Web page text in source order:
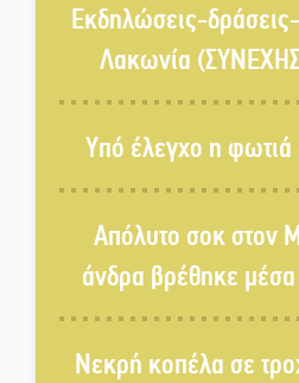
για τα 80
του
μήνα ο
το
Εκδηλώσεις-
Λακωνία
Υπό έλεγχο η
Απόλυτο σοκ στον
άνδρα βρέθηκε
Νεκρή κοπέλα σε